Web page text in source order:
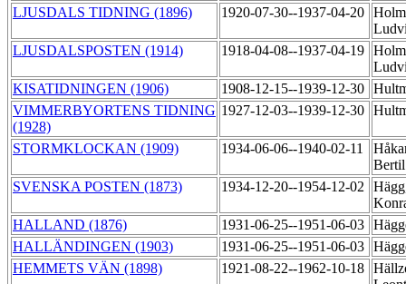
LJUSDALS TIDNING (1896)
1920-07-30--1937-04-20
LJUSDALSPOSTEN (1914)
1918-04-08--1937-04-19
KISATIDNINGEN (1906)
1908-12-15--1939-12-30
VIMMERBYORTENS TIDNING
(1928)
1927-12-03--1939-12-30
STORMKLOCKAN (1909) 1934-06-06--1940-02-11
SVENSKA POSTEN (1873)
1934-12-20--1954-12-02
HALLAND (1876)
1931-06-25--1951-06-03
HALLÄNDINGEN (1903)
1931-06-25--1951-06-03
HEMMETS VÄN (1898)
1921-08-22--1962-10-18